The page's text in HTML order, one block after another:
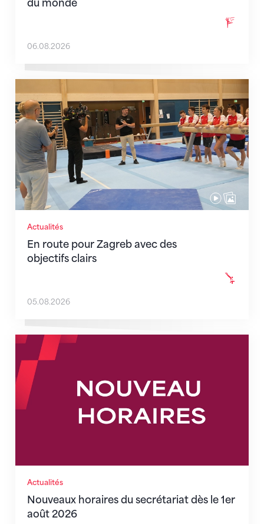
du monde
06.08.2026
Actualités
En route pour Zagreb avec des
objectifs clairs
En route pour Zagreb avec des objectifs clairs
05.08.2026
Actualités
Nouveaux horaires du secrétariat dès le 1er
août 2026
Nouveaux horaires du secrétariat dès le 1er août